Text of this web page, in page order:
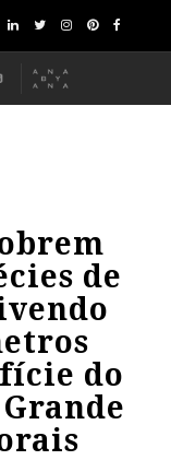
de
do